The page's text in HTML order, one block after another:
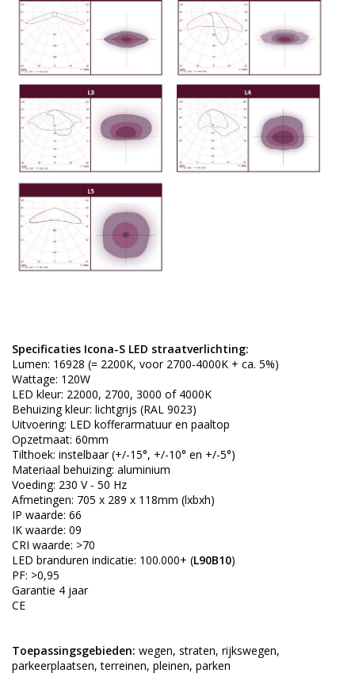
Specificaties Icona-S LED straatverlichting:
Lumen: 16928 (= 2200K, voor 2700-4000K + ca. 5%)
Wattage: 120W
LED kleur: 22000, 2700, 3000 of 4000K
Behuizing kleur: lichtgrijs (RAL 9023)
Uitvoering: LED kofferarmatuur en paaltop
Opzetmaat: 60mm
Tilthoek: instelbaar (+/-15°, +/-10° en +/-5°)
Materiaal behuizing: aluminium
Voeding: 230 V - 50 Hz
Afmetingen: 705 x 289 x 118mm (lxbxh)
IP waarde: 66
IK waarde: 09
CRI waarde: >70
LED branduren indicatie: 100.000+ (L90B10)
PF: >0,95
Garantie 4 jaar
CE
Toepassingsgebieden: wegen, straten, rijkswegen,
parkeerplaatsen, terreinen, pleinen, parken